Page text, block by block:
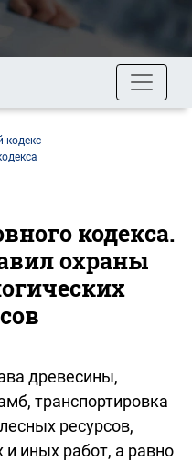
кодекс
кодекса.
охраны
древесины,
транспортировка
ресурсов,
иных работ, а равно